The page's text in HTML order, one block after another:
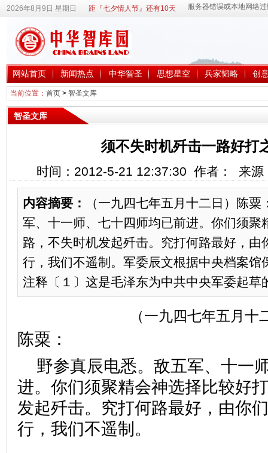
2026年8月9日 星期日 距『七夕情人节』还有10天
网站首页 新闻热点 中华智圣 思想星空 兵家韬略 创
当前位置： 首页> 智圣文库
智圣文库
须不失时机歼击一路好打
时间：2012-5-21 12:37:30 作者： 来
内容摘要：
（一九四七年五月十二日）陈
军、十一师、七十四师均已前进。你们须聚
路，不失时机发起歼击。究打何路最好，由
行，我们不遥制。军委辰文根据中央档案馆
注释〔１〕这是毛泽东为中共中央军委起草
（一九四七年五月十
陈粟：
野参真辰电悉。敌五军、十一
进。你们须聚精会神选择比较好
发起歼击。究打何路最好，由你
行，我们不遥制。